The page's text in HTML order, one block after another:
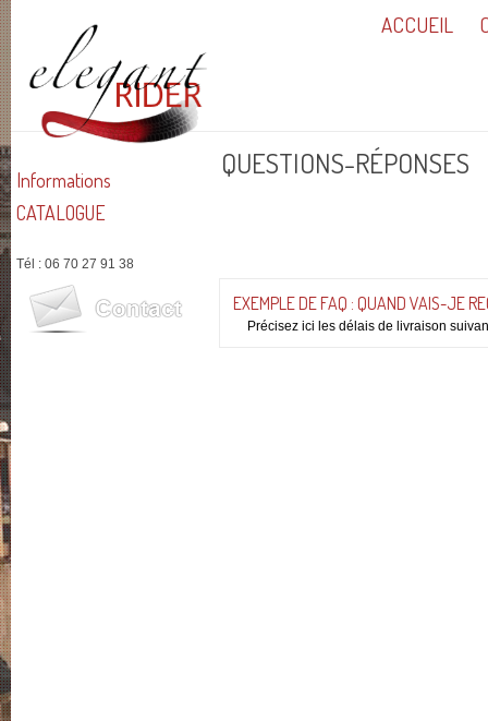
ACCUEIL
Informations
CATALOGUE
Tél : 06 70 27 91 38
QUESTIONS-RÉPONSES
EXEMPLE DE FAQ : QUAND VAIS-JE
Précisez ici les délais de livraison